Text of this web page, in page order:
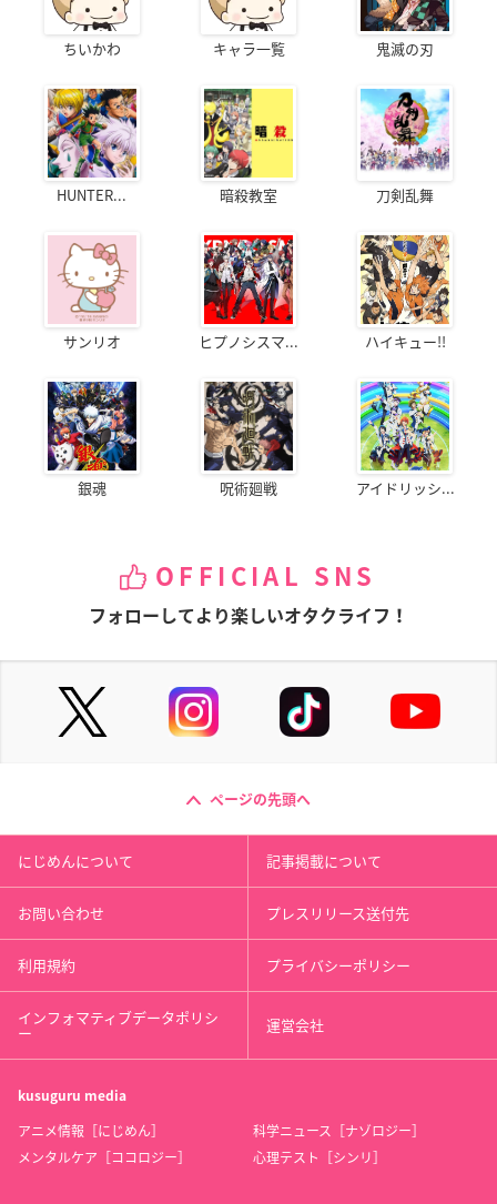
ちいかわ キャラ一覧 鬼滅の刃
HUNTER... 暗殺教室 刀剣乱舞
サンリオ ヒプノシスマ... ハイキュー!!
銀魂 呪術廻戦 アイドリッシ...
OFFICIAL SNS
フォローしてより楽しいオタクライフ！
ページの先頭へ
にじめんについて 記事掲載について
お問い合わせ プレスリリース送付先
利用規約 プライバシーポリシー
インフォマティブデータポリシ
ー 運営会社
kusuguru media
アニメ情報［にじめん］
科学ニュース［ナゾロジー］
メンタルケア［ココロジー］
心理テスト［シンリ］